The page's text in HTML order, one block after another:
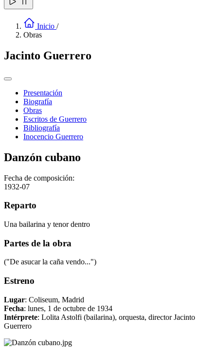
Inicio /
Obras
Jacinto Guerrero
Presentación
Biografía
Obras
Escritos de Guerrero
Bibliografía
Inocencio Guerrero
Danzón cubano
Fecha de composición:
1932-07
Reparto
Una bailarina y tenor dentro
Partes de la obra
("De asucar la caña vendo...")
Estreno
Lugar: Coliseum, Madrid
Fecha: lunes, 1 de octubre de 1934
Intérprete: Lolita Astolfi (bailarina), orquesta, director Jacinto
Guerrero